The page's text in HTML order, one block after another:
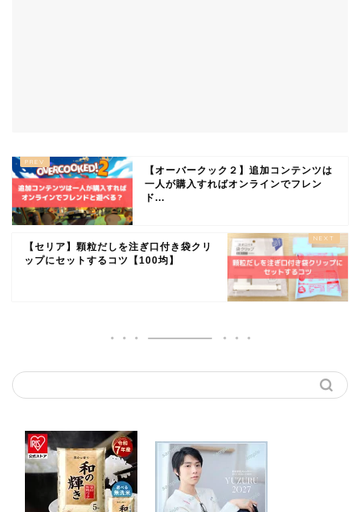
【オーバークック２】追加コンテンツは
一人が購入すればオンラインでフレン
ド...
【セリア】顆粒だしを注ぎ口付き袋クリ
ップにセットするコツ【100均】